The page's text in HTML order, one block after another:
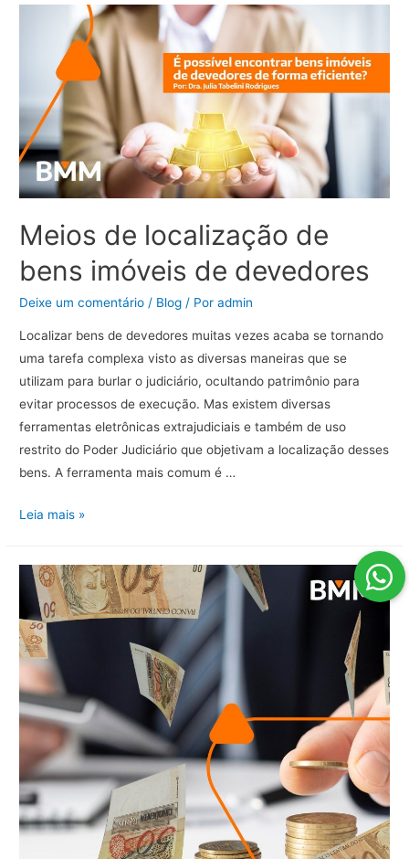
Conheça
mais
eficazes
de
citação
Meios de localização de
bens imóveis de devedores
Deixe um comentário / Blog / Poradmin
Localizar bens de devedores muitas vezes acaba se tornando
uma tarefa complexa visto as diversas maneiras que se
utilizam para burlar o judiciário, ocultando patrimônio para
evitar processos de execução. Mas existem diversas
ferramentas eletrônicas extrajudiciais e também de uso
restrito do Poder Judiciário que objetivam a localização desses
bens. A ferramenta mais comum é …
Meios
bens
imóveis
de
devedores
Leia mais »